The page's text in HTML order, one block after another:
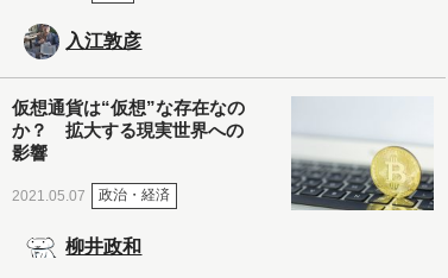
入江敦彦
仮想通貨は“仮想”な存在なの
か？ 拡大する現実世界への
影響
2021.05.07 政治・経済
柳井政和